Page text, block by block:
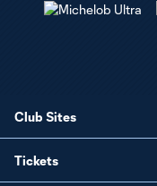
Club Sites
Tickets